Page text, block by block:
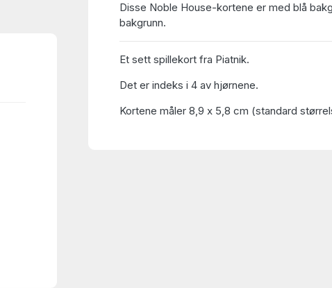
Disse Noble House-kortene er med blå
bakgrunn.
Et sett spillekort fra Piatnik.
Det er indeks i 4 av hjørnene.
Kortene måler 8,9 x 5,8 cm (standard